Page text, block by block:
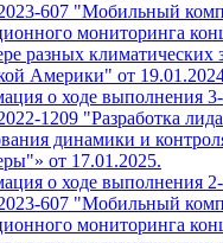
607 "Мобильный
мониторинга
разных климатических
Америки" от
о ходе выполнения
1209 "Разработка
динамики и
от 17.01.2025.
о ходе выполнения
607 "Мобильный
мониторинга